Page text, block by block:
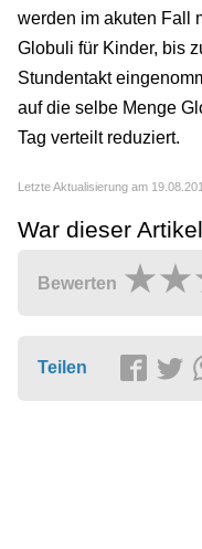
werden im akuten Fall
Globuli für Kinder, bis
Stundentakt
auf die selbe Menge
Tag verteilt reduziert.
Letzte Aktualisierung am
War dieser
Bewerten
Teilen